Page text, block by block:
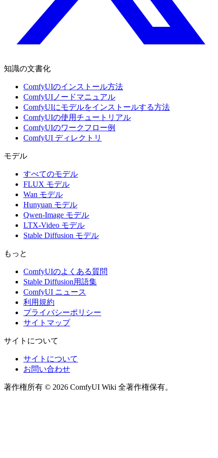
知識の文書化
ComfyUIのインストール方法
ComfyUIノードマニュアル
ComfyUIにモデルをインストールする方法
ComfyUIの使用チュートリアル
ComfyUIのワークフロー例
ComfyUI ディレクトリ
モデル
すべてのモデル
FLUX モデル
Wan モデル
Hunyuan モデル
Qwen-Image モデル
LTX-Video モデル
Stable Diffusion モデル
もっと
ComfyUIのよくある質問
Stable Diffusion用語集
ComfyUI ニュース
利用規約
プライバシーポリシー
サイトマップ
サイトについて
サイトについて
お問い合わせ
著作権所有 © 2026 ComfyUI Wiki 全著作権保有。